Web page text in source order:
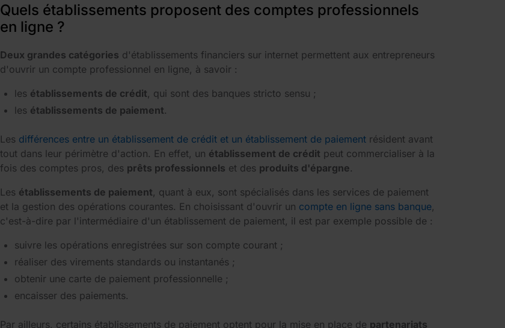
Quels établissements proposent des comptes professionnels
en ligne ?
Deux grandes catégories d'établissements financiers sur internet permettent aux entrepreneurs
d'ouvrir un compte professionnel en ligne, à savoir :
les établissements de crédit, qui sont des banques stricto sensu ;
les établissements de paiement.
Les différences entre un établissement de crédit et un établissement de paiement résident avant
tout dans leur périmètre d'action. En effet, un établissement de crédit peut commercialiser à la
fois des comptes pros, des prêts professionnels et des produits d'épargne.
Les établissements de paiement, quant à eux, sont spécialisés dans les services de paiement
et la gestion des opérations courantes. En choisissant d'ouvrir un compte en ligne sans banque,
c'est-à-dire par l'intermédiaire d'un établissement de paiement, il est par exemple possible de :
suivre les opérations enregistrées sur son compte courant ;
réaliser des virements standards ou instantanés ;
obtenir une carte de paiement professionnelle ;
encaisser des paiements.
Par ailleurs, certains établissements de paiement optent pour la mise en place de partenariats